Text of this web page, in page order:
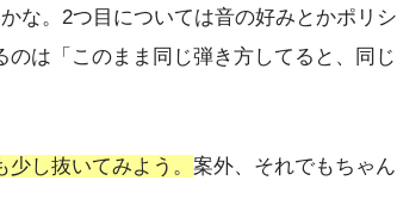
な。2つ目については音の好みとかポリシ
は「このまま同じ弾き方してると、同じ
し抜いてみよう。 案外、それでもちゃん